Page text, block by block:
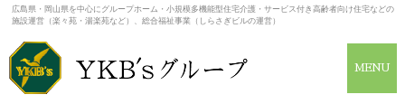
広島県・岡山県を中心にグループホーム・小規模多機能型住宅介護・サービス付き高齢者向け住宅などの
施設運営（楽々苑・湯楽苑など）、総合福祉事業（しらさぎビルの運営）
MENU